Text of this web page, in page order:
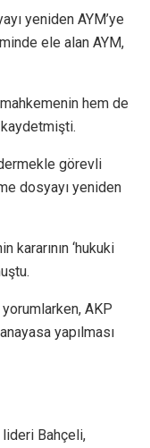
yeniden AYM’ye
ele alan AYM,
hem de
kaydetmişti.
görevli
dosyayı yeniden
kararının ‘hukuki
yorumlarken, AKP
yapılması
Bahçeli,